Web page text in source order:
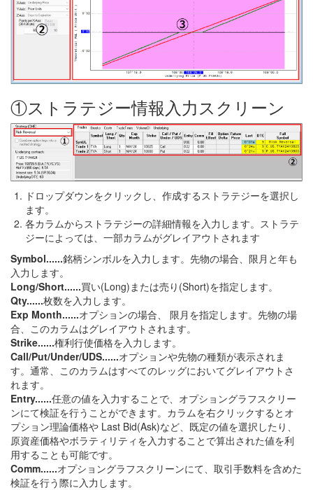
①ストラテジー情報入力スクリーン
ドロップダウンをクリックし、作成するストラテジーを選択し
ます。
各カラムからストラテジーの詳細情報を入力します。ストラテ
ジーによっては、一部カラムがグレイアウトされます
Symbol......銘柄シンボルを入力します。先物の場合、限月と年も
入力します。
Long/Short......買い(Long)または売り(Short)を指定します。
Qty......枚数を入力します。
Exp Month......オプションの場合、 限月を指定します。先物の場
合、このカラムはグレイアウトされます。
Strike......権利行使価格を入力します。
Call/Put/Under/UDS......オプションや先物の種類が表示されま
す。通常、このカラムはすべてのレッグにおいてグレイアウトさ
れます。
Entry......任意の値を入力することで、オプショングラフスクリー
ンにて検証を行うことができます。カラムを右クリックするとオ
プション理論価格や Last Bid(Ask)など、既定の値を選択したり、
原資産価格やボラティリティを入力することで算出された値を利
用することも可能です。
Comm......オプショングラフスクリーンにて、取引手数料を含めた
検証を行う際に入力します。